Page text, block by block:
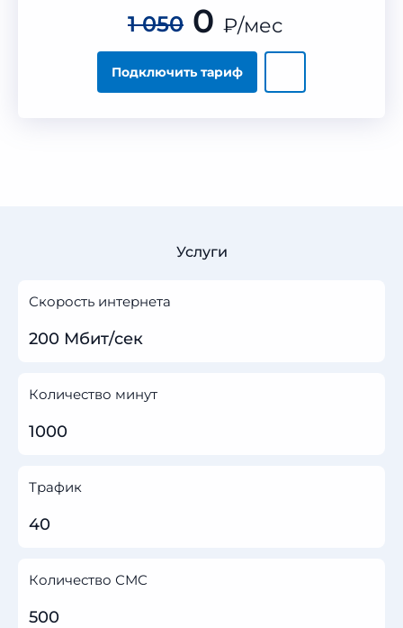
Подключить тариф
1 050 0 ₽/мес
Услуги
Скорость интернета
200 Мбит/сек
Количество минут
1000
Трафик
40
Количество СМС
500